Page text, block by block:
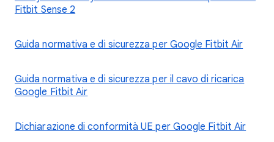
Fitbit Sense 2
Guida normativa e di sicurezza per Google Fitbit Air
Guida normativa e di sicurezza per il cavo di ricarica
Google Fitbit Air
Dichiarazione di conformità UE per Google Fitbit Air